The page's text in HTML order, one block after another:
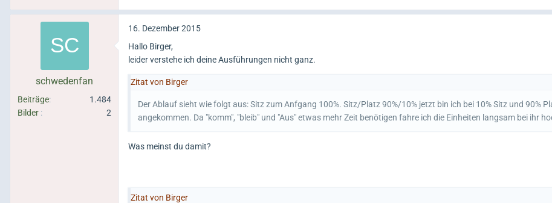
schwedenfan
Beiträge
1.484
Bilder
2
16. Dezember 2015
Hallo Birger,
leider verstehe ich deine Ausführungen nicht ganz.
Zitat von Birger
Der Ablauf sieht wie folgt aus: Sitz zum Anfgang 100%. Sitz/Platz 90%/10% jetzt bin ich bei 10% Sitz und 90%
angekommen. Da "komm", "bleib" und "Aus" etwas mehr Zeit benötigen fahre ich die Einheiten langsam bei ihr
Was meinst du damit?
Zitat von Birger